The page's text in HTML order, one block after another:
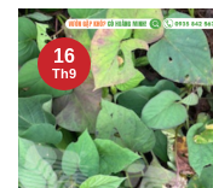
16
Th9